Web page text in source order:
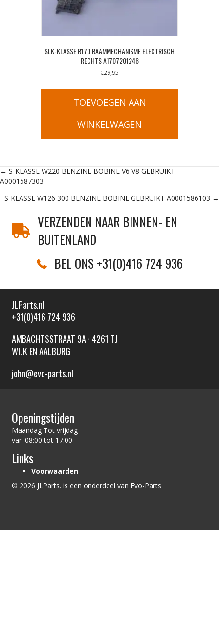
SLK-KLASSE R170 RAAMMECHANISME ELECTRISCH
RECHTS A1707201246
€29,95
TOEVOEGEN AAN
WINKELWAGEN
Posts
navigation
← S-KLASSE W220 BENZINE BOBINE V6 V8 GEBRUIKT
A0001587303
S-KLASSE W126 300 BENZINE BOBINE GEBRUIKT A0001586103 →
VERZENDEN NAAR BINNEN- EN
BUITENLAND
BEL ONS +31(0)416 724 936
JLParts.nl
+31(0)416 724 936
AMBACHTSSTRAAT 9A · 4261 TJ
WIJK EN AALBURG
john@evo-parts.nl
Openingstijden
Maandag Tot vrijdag
van 08:00 tot 17:00
Links
Voorwaarden
© 2026 JLParts. is een onderdeel van Evo-Parts